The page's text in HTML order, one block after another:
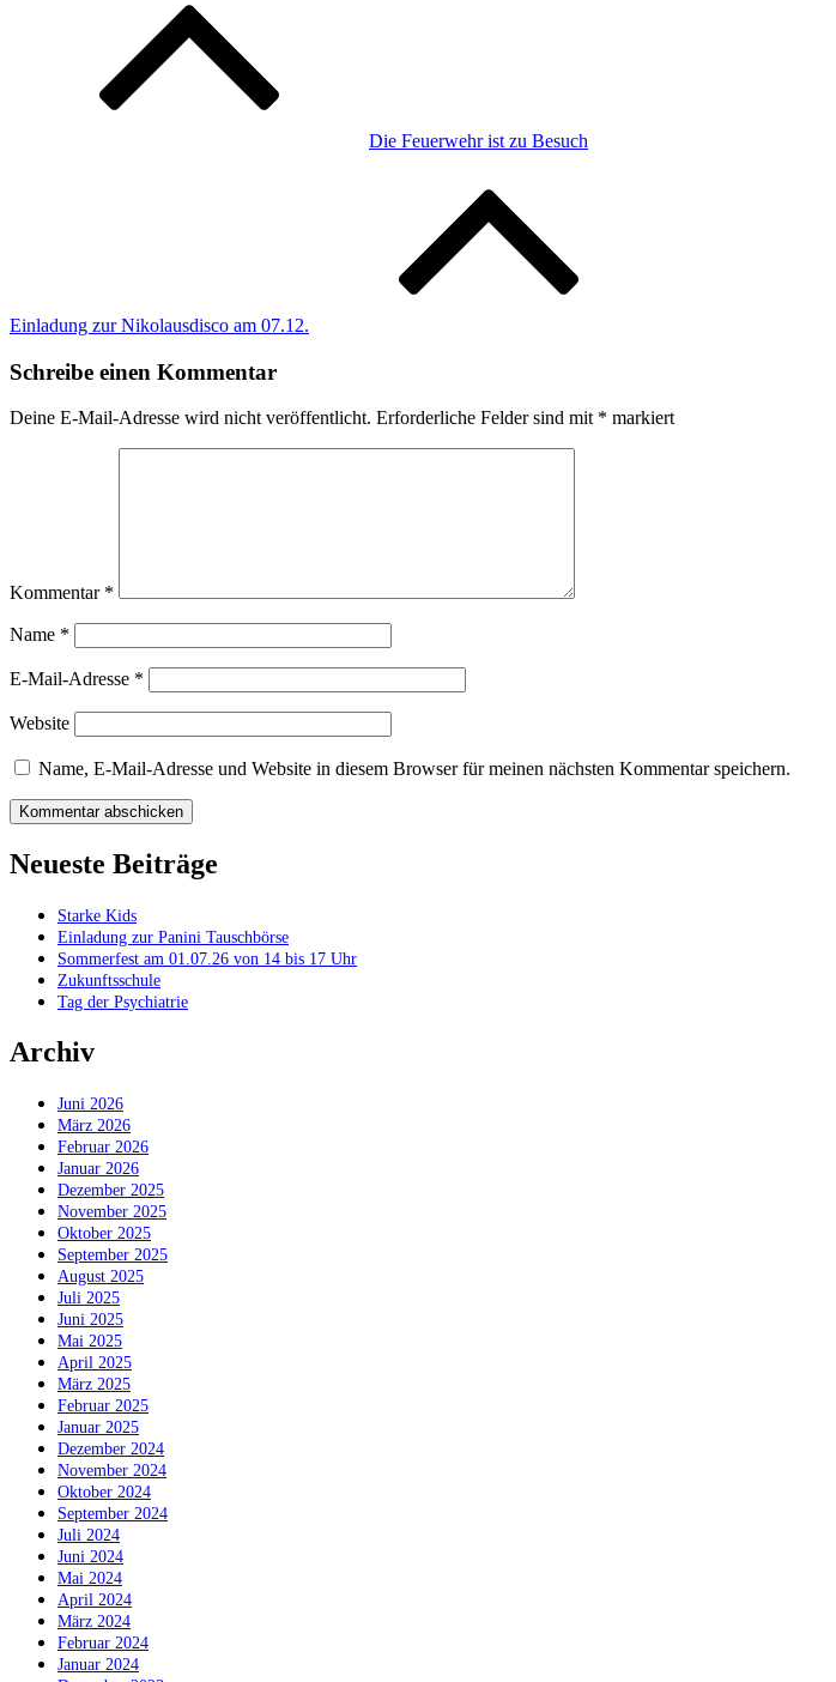
Die Feuerwehr ist zu Besuch
Einladung zur Nikolausdisco am 07.12.
Schreibe einen Kommentar
Deine E-Mail-Adresse wird nicht veröffentlicht. Erforderliche Felder sind mit * markiert
Kommentar *
Name *
E-Mail-Adresse *
Website
Name, E-Mail-Adresse und Website in diesem Browser für meinen nächsten Kommentar speichern.
Neueste Beiträge
Starke Kids
Einladung zur Panini Tauschbörse
Sommerfest am 01.07.26 von 14 bis 17 Uhr
Zukunftsschule
Tag der Psychiatrie
Archiv
Juni 2026
März 2026
Februar 2026
Januar 2026
Dezember 2025
November 2025
Oktober 2025
September 2025
August 2025
Juli 2025
Juni 2025
Mai 2025
April 2025
März 2025
Februar 2025
Januar 2025
Dezember 2024
November 2024
Oktober 2024
September 2024
Juli 2024
Juni 2024
Mai 2024
April 2024
März 2024
Februar 2024
Januar 2024